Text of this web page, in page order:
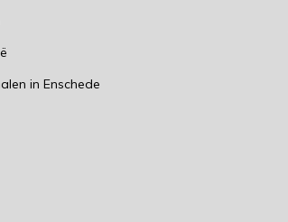
in Enschede